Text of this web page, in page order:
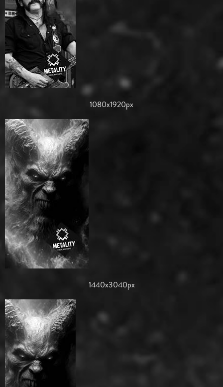
1080x1920px
1440x3040px